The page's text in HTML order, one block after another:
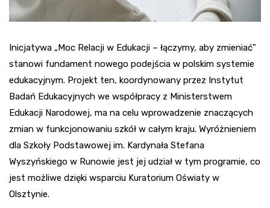
Inicjatywa „Moc Relacji w Edukacji – łączymy, aby zmieniać”
stanowi fundament nowego podejścia w polskim systemie
edukacyjnym. Projekt ten, koordynowany przez Instytut
Badań Edukacyjnych we współpracy z Ministerstwem
Edukacji Narodowej, ma na celu wprowadzenie znaczących
zmian w funkcjonowaniu szkół w całym kraju. Wyróżnieniem
dla Szkoły Podstawowej im. Kardynała Stefana
Wyszyńskiego w Runowie jest jej udział w tym programie, co
jest możliwe dzięki wsparciu Kuratorium Oświaty w
Olsztynie.